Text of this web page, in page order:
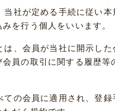
当社が定める手続に従い本
みを行う個人をいいます。
は、会員が当社に開示した
員の取引に関する履歴等
ての会員に適用され、登録